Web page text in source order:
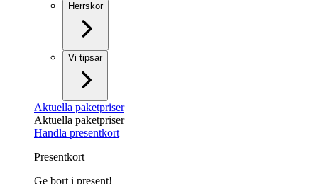
Herrskor
Vi tipsar
Aktuella paketpriser
Aktuella paketpriser
Handla presentkort
Presentkort
Ge bort i present!